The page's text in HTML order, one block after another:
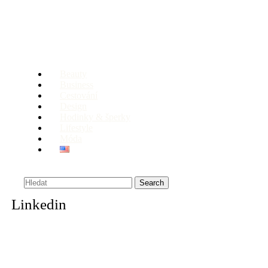
Search
Linkedin